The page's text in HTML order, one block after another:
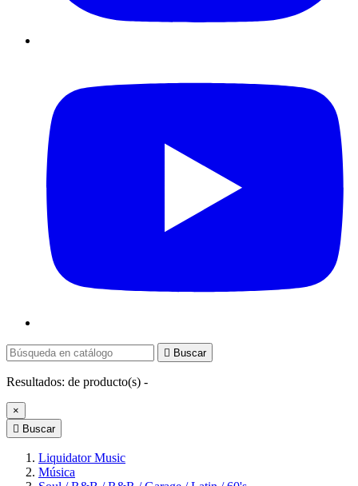
 Buscar
Resultados: de producto(s) -
×
 Buscar
Liquidator Music
Música